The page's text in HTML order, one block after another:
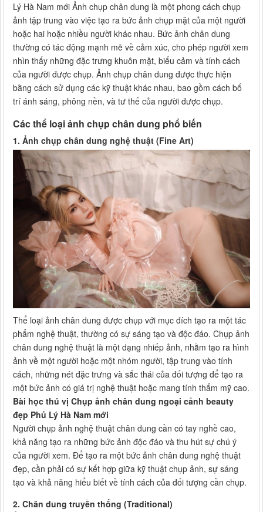
Lý Hà Nam mới Ảnh chụp chân dung là một phong cách chụp
ảnh tập trung vào việc tạo ra bức ảnh chụp mặt của một người
hoặc hai hoặc nhiều người khác nhau. Bức ảnh chân dung
thường có tác động mạnh mẽ về cảm xúc, cho phép người xem
nhìn thấy những đặc trưng khuôn mặt, biểu cảm và tính cách
của người được chụp. Ảnh chụp chân dung được thực hiện
bằng cách sử dụng các kỹ thuật khác nhau, bao gồm cách bố
trí ánh sáng, phông nền, và tư thế của người được chụp.
Các thể loại ảnh chụp chân dung phổ biến
1. Ảnh chụp chân dung nghệ thuật (Fine Art)
Thể loại ảnh chân dung được chụp với mục đích tạo ra một tác
phẩm nghệ thuật, thường có sự sáng tạo và độc đáo. Chụp ảnh
chân dung nghệ thuật là một dạng nhiếp ảnh, nhằm tạo ra hình
ảnh về một người hoặc một nhóm người, tập trung vào tính
cách, những nét đặc trưng và sắc thái của đối tượng để tạo ra
một bức ảnh có giá trị nghệ thuật hoặc mang tính thẩm mỹ cao.
Bài học thú vị Chụp ảnh chân dung ngoại cảnh beauty
đẹp Phủ Lý Hà Nam mới
Người chụp ảnh nghệ thuật chân dung cần có tay nghề cao,
khả năng tạo ra những bức ảnh độc đáo và thu hút sự chú ý
của người xem. Để tạo ra một bức ảnh chân dung nghệ thuật
đẹp, cần phải có sự kết hợp giữa kỹ thuật chụp ảnh, sự sáng
tạo và khả năng hiểu biết về tính cách của đối tượng cần chụp.
2. Chân dung truyền thống (Traditional)